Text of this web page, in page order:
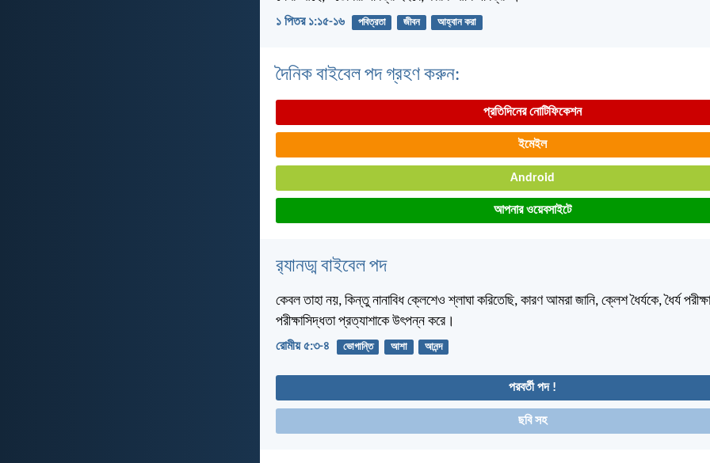
১ পিতর ১:১৫-১৬ পবিত্রতা জীবন আহ্বান করা
দৈনিক বাইবেল পদ গ্রহণ করুন:
প্রতিদিনের নোটিফিকেশন
ইমেইল
Android
আপনার ওয়েবসাইটে
র‌্যানড্ম বাইবেল পদ
কেবল তাহা নয়, কিন্তু নানাবিধ ক্লেশেও শ্লাঘা করিতেছি, কারণ আমরা জানি, ক্লেশ ধৈর্যকে, ধৈর্য
পরীক্ষাসিদ্ধতা প্রত্যাশাকে উৎপন্ন করে।
রোমীয় ৫:৩-৪ ভোগান্তি আশা আনন্দ
পরবর্তী পদ !
ছবি সহ